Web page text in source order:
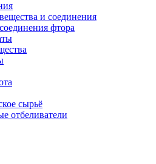
и соединения
фтора
сырьё
отбеливатели